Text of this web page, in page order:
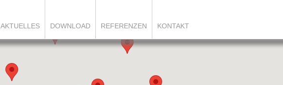
AKTUELLES DOWNLOAD REFERENZEN KONTAKT